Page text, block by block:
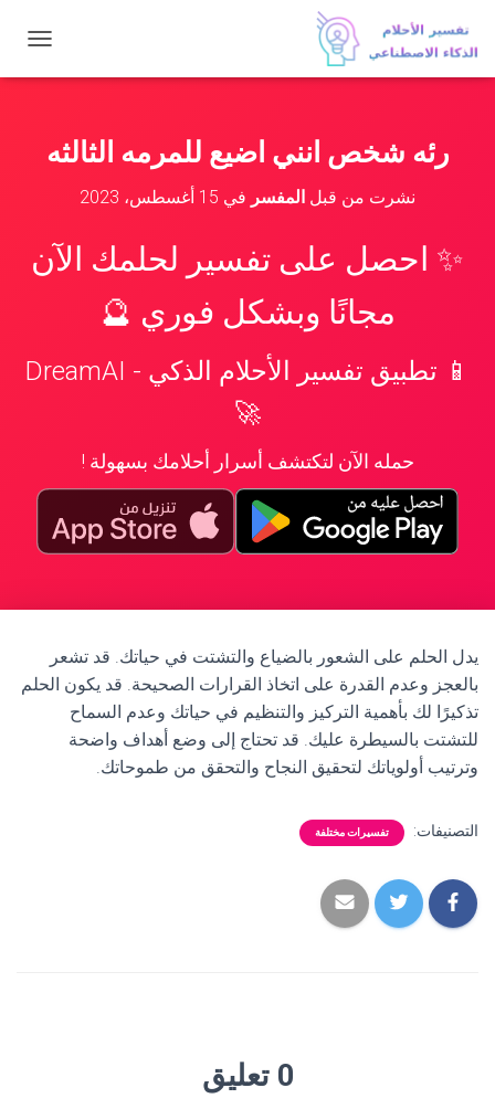
ب
ل
رئه شخص انني اضيع للمرمه الثالثه
نشرت من قبل المفسر في 15 أغسطس، 2023
✨ احصل على تفسير لحلمك الآن
مجانًا وبشكل فوري 🔮
📱 تطبيق تفسير الأحلام الذكي - DreamAI
🚀
حمله الآن لتكتشف أسرار أحلامك بسهولة !
يدل الحلم على الشعور بالضياع والتشتت في حياتك. قد تشعر
بالعجز وعدم القدرة على اتخاذ القرارات الصحيحة. قد يكون الحلم
تذكيرًا لك بأهمية التركيز والتنظيم في حياتك وعدم السماح
للتشتت بالسيطرة عليك. قد تحتاج إلى وضع أهداف واضحة
وترتيب أولوياتك لتحقيق النجاح والتحقق من طموحاتك.
التصنيفات: تفسيرات مختلفة
0 تعليق